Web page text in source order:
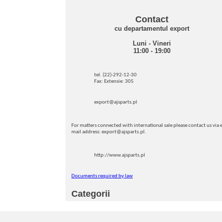
Contact
cu departamentul export
Luni - Vineri
11:00 - 19:00
tel. (22)-292-12-30
Fax: Extensie: 305
export@ajsparts.pl
For matters connected with international sale please contact us via
mail address: export@ajsparts.pl.
http://www.ajsparts.pl
Documents required by law
Categorii